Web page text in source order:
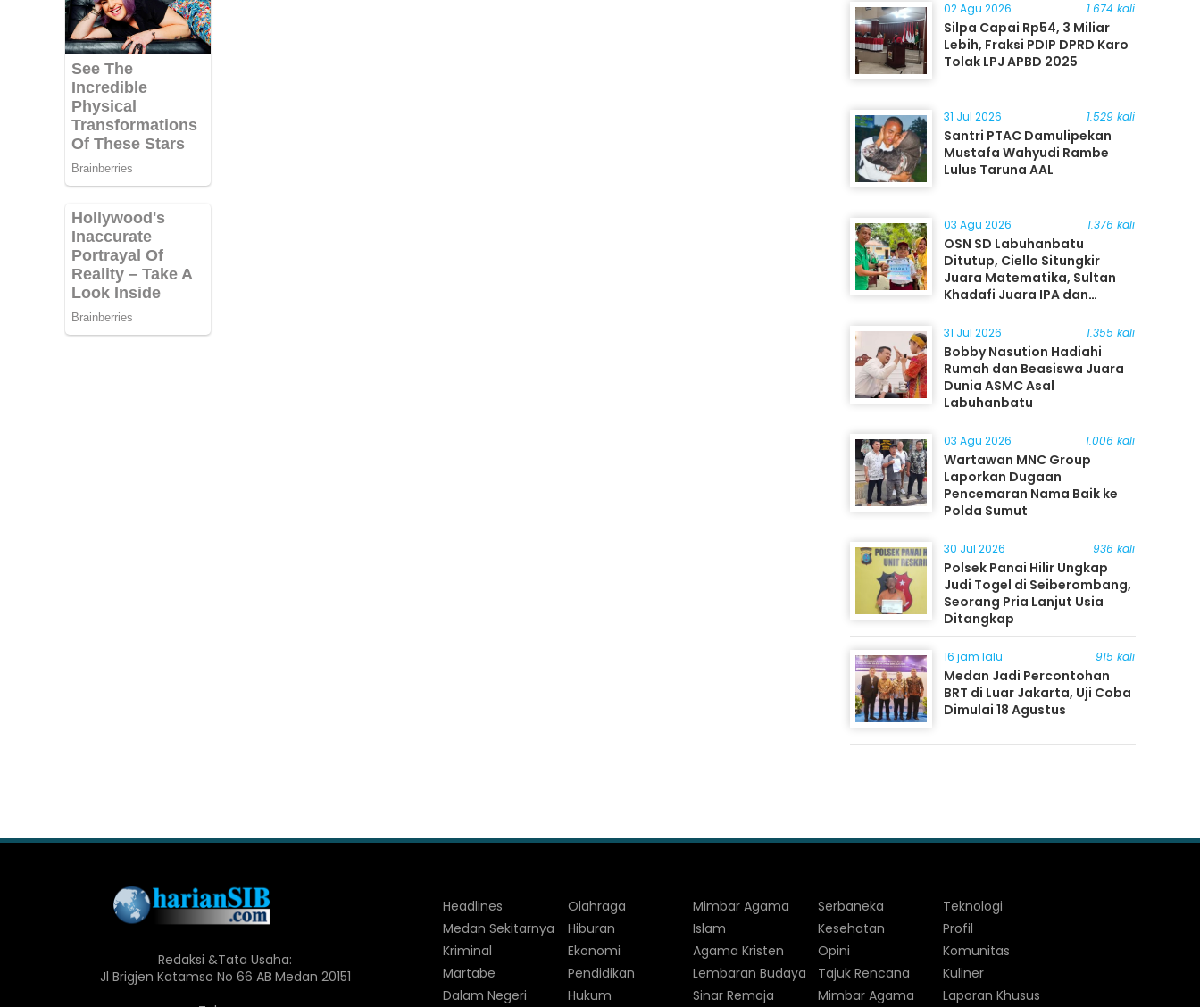
02 Agu 2026 1.674 kali
Silpa Capai Rp54, 3 Miliar
Lebih, Fraksi PDIP DPRD Karo
Tolak LPJ APBD 2025
31 Jul 2026 1.529 kali
Santri PTAC Damulipekan
Mustafa Wahyudi Rambe
Lulus Taruna AAL
03 Agu 2026 1.376 kali
OSN SD Labuhanbatu
Ditutup, Ciello Situngkir
Juara Matematika, Sultan
Khadafi Juara IPA dan
Timothy Rangkuti Juara IPS
31 Jul 2026 1.355 kali
Bobby Nasution Hadiahi
Rumah dan Beasiswa Juara
Dunia ASMC Asal
Labuhanbatu
03 Agu 2026 1.006 kali
Wartawan MNC Group
Laporkan Dugaan
Pencemaran Nama Baik ke
Polda Sumut
30 Jul 2026 936 kali
Polsek Panai Hilir Ungkap
Judi Togel di Seiberombang,
Seorang Pria Lanjut Usia
Ditangkap
16 jam lalu 915 kali
Medan Jadi Percontohan
BRT di Luar Jakarta, Uji Coba
Dimulai 18 Agustus
Redaksi &Tata Usaha:
Jl Brigjen Katamso No 66 AB Medan 20151
Headlines
Medan Sekitarnya
Kriminal
Martabe
Dalam Negeri
Olahraga
Hiburan
Ekonomi
Pendidikan
Hukum
Mimbar Agama
Islam
Agama Kristen
Lembaran Budaya
Sinar Remaja
Serbaneka
Kesehatan
Opini
Tajuk Rencana
Mimbar Agama
Teknologi
Profil
Komunitas
Kuliner
Laporan Khusus